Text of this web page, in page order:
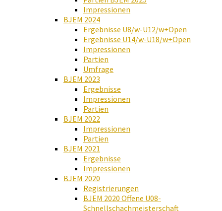
Impressionen
BJEM 2024
Ergebnisse U8/w-U12/w+Open
Ergebnisse U14/w-U18/w+Open
Impressionen
Partien
Umfrage
BJEM 2023
Ergebnisse
Impressionen
Partien
BJEM 2022
Impressionen
Partien
BJEM 2021
Ergebnisse
Impressionen
BJEM 2020
Registrierungen
BJEM 2020 Offene U08-
Schnellschachmeisterschaft